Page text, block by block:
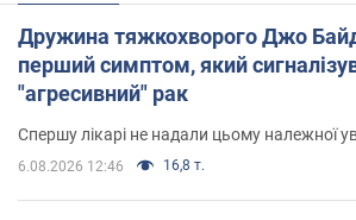
Дружина тяжкохворого Джо
перший симптом, який
"агресивний" рак
Спершу лікарі не надали цьому належної
6.08.2026 12:46 16,8 т.